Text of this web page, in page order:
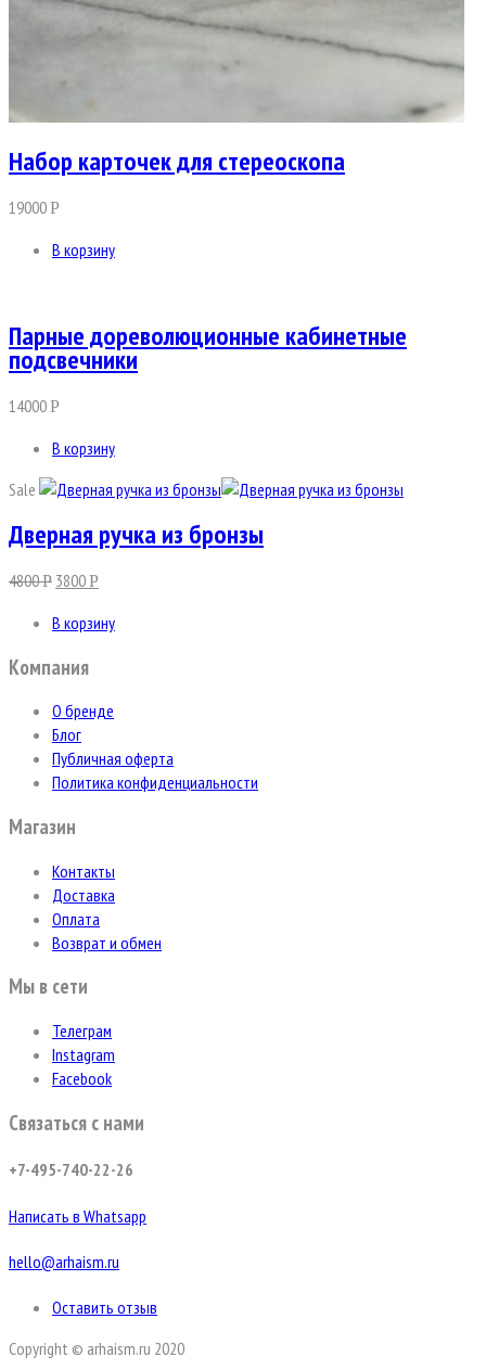
Набор карточек для стереоскопа
19000Р
В корзину
Парные дореволюционные кабинетные
подсвечники
14000Р
В корзину
Sale
Дверная ручка из бронзы
4800Р 3800Р
В корзину
Компания
О бренде
Блог
Публичная оферта
Политика конфиденциальности
Магазин
Контакты
Доставка
Оплата
Возврат и обмен
Мы в сети
Телеграм
Instagram
Facebook
Связаться с нами
+7-495-740-22-26
Написать в Whatsapp
hello@arhaism.ru
Оставить отзыв
Copyright © arhaism.ru 2020